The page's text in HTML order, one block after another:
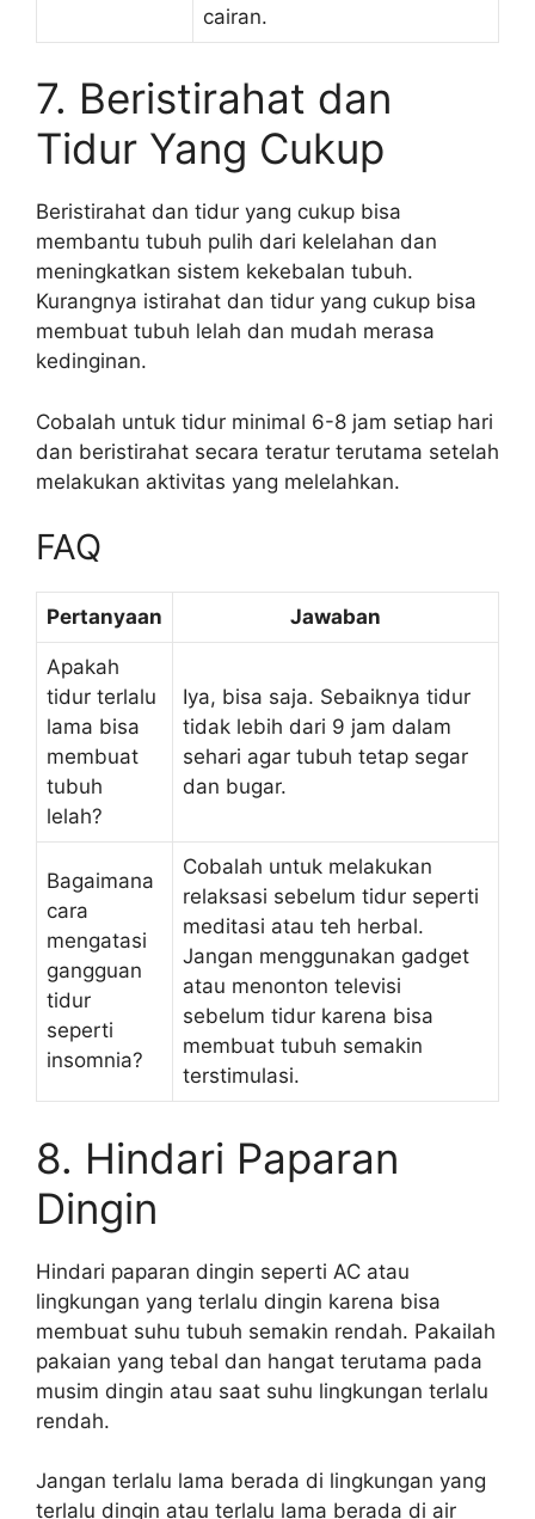
cairan.
7. Beristirahat dan
Tidur Yang Cukup
Beristirahat dan tidur yang cukup bisa
membantu tubuh pulih dari kelelahan dan
meningkatkan sistem kekebalan tubuh.
Kurangnya istirahat dan tidur yang cukup bisa
membuat tubuh lelah dan mudah merasa
kedinginan.
Cobalah untuk tidur minimal 6-8 jam setiap hari
dan beristirahat secara teratur terutama setelah
melakukan aktivitas yang melelahkan.
FAQ
Pertanyaan Jawaban
Apakah
tidur terlalu
lama bisa
membuat
tubuh
lelah?
Iya, bisa saja. Sebaiknya tidur
tidak lebih dari 9 jam dalam
sehari agar tubuh tetap segar
dan bugar.
Bagaimana
cara
mengatasi
gangguan
tidur
seperti
insomnia?
Cobalah untuk melakukan
relaksasi sebelum tidur seperti
meditasi atau teh herbal.
Jangan menggunakan gadget
atau menonton televisi
sebelum tidur karena bisa
membuat tubuh semakin
terstimulasi.
8. Hindari Paparan
Dingin
Hindari paparan dingin seperti AC atau
lingkungan yang terlalu dingin karena bisa
membuat suhu tubuh semakin rendah. Pakailah
pakaian yang tebal dan hangat terutama pada
musim dingin atau saat suhu lingkungan terlalu
rendah.
Jangan terlalu lama berada di lingkungan yang
terlalu dingin atau terlalu lama berada di air